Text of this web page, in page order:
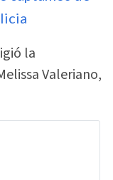
la
Valeriano,